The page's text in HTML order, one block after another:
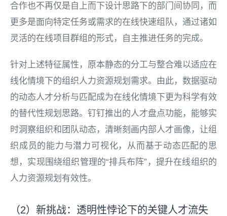
合作也不再仅是自上而下设计思路下的部门间协同，而
更多是面向特定任务或需求的在线快速组队，通过诸如
灵活的在线项目群组的形式，自主推进任务的完成。
针对上述特征属性，原本静态的分工与整合难以适应在
线化情境下的组织人力资源规划需求。由此，数据驱动
的动态人才分析与匹配成为在线化情境下更为科学有效
的替代性规划思路。钉钉推出的人才盘点功能，能够实
时洞察组织和团队动态，清晰刻画内部人才画像，让组
织成员的能力与潜力可视化，从而基于动态匹配的思
想，实现围绕组织管理的“排兵布阵”，提升在线组织的
人力资源规划有效性。
（2）新挑战：透明性悖论下的关键人才流失